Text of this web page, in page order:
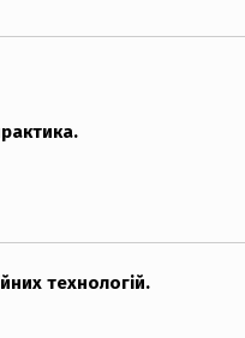
технологій.